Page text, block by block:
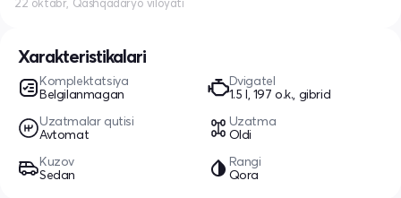
Xarakteristikalari
Komplektatsiya
Belgilanmagan
Dvigatel
1.5 l, 197 o.k., gibrid
Uzatmalar qutisi
Avtomat
Uzatma
Oldi
Kuzov
Sedan
Rangi
Qora